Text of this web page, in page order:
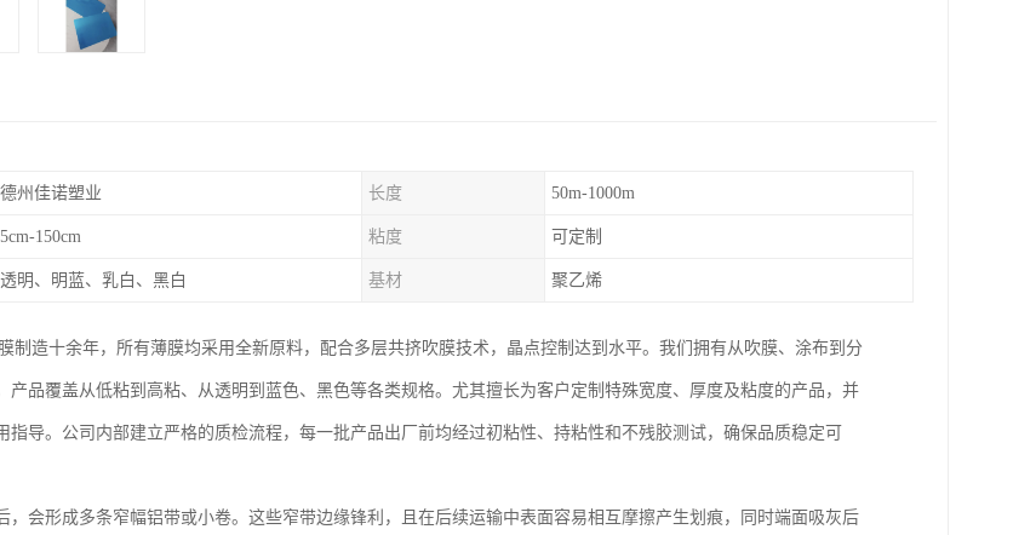
德州佳诺塑业 长度 50m-1000m
5cm-150cm 粘度 可定制
透明、明蓝、乳白、黑白 基材 聚乙烯
制造十余年，所有薄膜均采用全新原料，配合多层共挤吹膜技术，晶点控制达到水平。我们拥有从吹膜、涂布到分
产品覆盖从低粘到高粘、从透明到蓝色、黑色等各类规格。尤其擅长为客户定制特殊宽度、厚度及粘度的产品，并
指导。公司内部建立严格的质检流程，每一批产品出厂前均经过初粘性、持粘性和不残胶测试，确保品质稳定可
，会形成多条窄幅铝带或小卷。这些窄带边缘锋利，且在后续运输中表面容易相互摩擦产生划痕，同时端面吸灰后